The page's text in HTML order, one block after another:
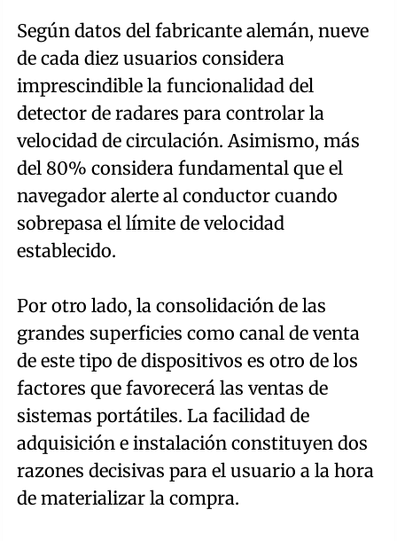
Según datos del fabricante alemán, nueve
de cada diez usuarios considera
imprescindible la funcionalidad del
detector de radares para controlar la
velocidad de circulación. Asimismo, más
del 80% considera fundamental que el
navegador alerte al conductor cuando
sobrepasa el límite de velocidad
establecido.
Por otro lado, la consolidación de las
grandes superficies como canal de venta
de este tipo de dispositivos es otro de los
factores que favorecerá las ventas de
sistemas portátiles. La facilidad de
adquisición e instalación constituyen dos
razones decisivas para el usuario a la hora
de materializar la compra.